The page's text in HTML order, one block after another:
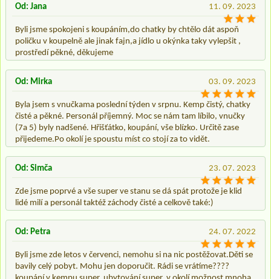
11. 09. 2023
Od: Jana
Byli jsme spokojeni s koupáním,do chatky by chtělo dát aspoň
poličku v koupelně ale jinak fajn,a jídlo u okýnka taky vylepšit ,
prostředí pěkné, děkujeme
03. 09. 2023
Od: Mirka
Byla jsem s vnučkama poslední týden v srpnu. Kemp čistý, chatky
čisté a pěkné. Personál příjemný. Moc se nám tam líbilo, vnučky
(7a 5) byly nadšené. Hřišťátko, koupání, vše blízko. Určitě zase
přijedeme.Po okolí je spoustu míst co stojí za to vidět.
23. 07. 2023
Od: Simča
Zde jsme poprvé a vše super ve stanu se dá spát protože je klid
lidé milí a personál taktéž záchody čisté a celkově také:)
24. 07. 2022
Od: Petra
Byli jsme zde letos v červenci, nemohu si na nic postěžovat.Děti se
bavily celý pobyt. Mohu jen doporučit. Rádi se vrátíme????